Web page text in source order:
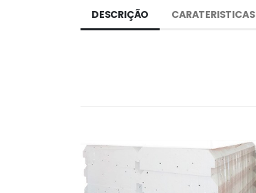
DESCRIÇÃO CARATERISTICAS